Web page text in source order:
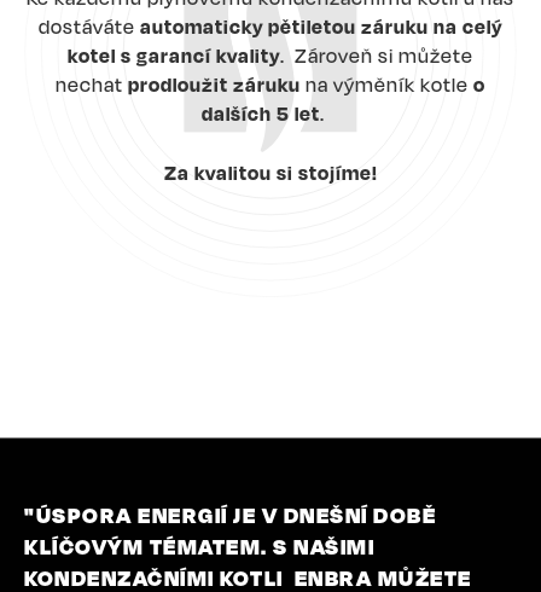
dostáváte automaticky pětiletou záruku na celý
kotel s garancí kvality. Zároveň si můžete
nechat prodloužit záruku na výměník kotle o
dalších 5 let.
Za kvalitou si stojíme!
"ÚSPORA ENERGIÍ JE V DNEŠNÍ DOBĚ
KLÍČOVÝM TÉMATEM. S NAŠIMI
KONDENZAČNÍMI KOTLI ENBRA MŮŽETE